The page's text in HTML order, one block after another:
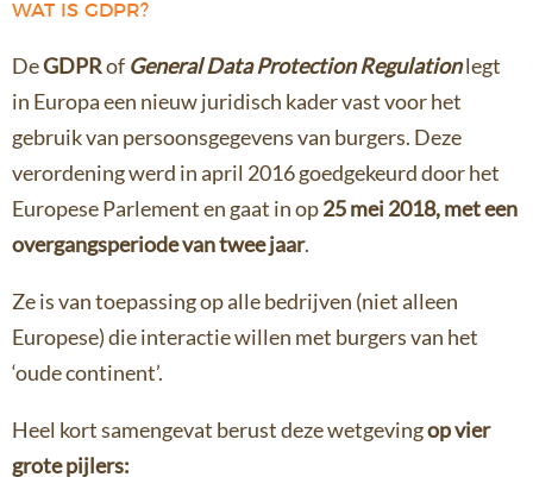
WAT IS GDPR?
DeGDPRof General Data Protection Regulationlegt
in Europa een nieuw juridisch kader vast voor het
gebruik van persoonsgegevens van burgers. Deze
verordening werd in april 2016 goedgekeurd door het
Europese Parlement en gaat in op25 mei 2018, met een
overgangsperiode van twee jaar.
Ze is van toepassing op alle bedrijven (niet alleen
Europese) die interactie willen met burgers van het
‘oude continent’.
Heel kort samengevat berust deze wetgevingop vier
grote pijlers: